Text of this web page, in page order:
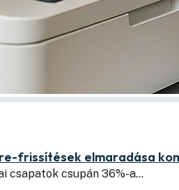
frissítések elmaradása
csapatok csupán 36%-a…